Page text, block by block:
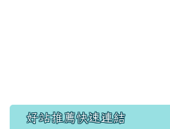
左邊區域內容
好站推薦快速連結